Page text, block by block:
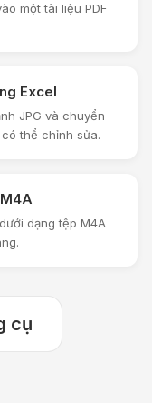
một tài liệu PDF
Excel
JPG và chuyển
thể chỉnh sửa.
dạng tệp M4A
cụ